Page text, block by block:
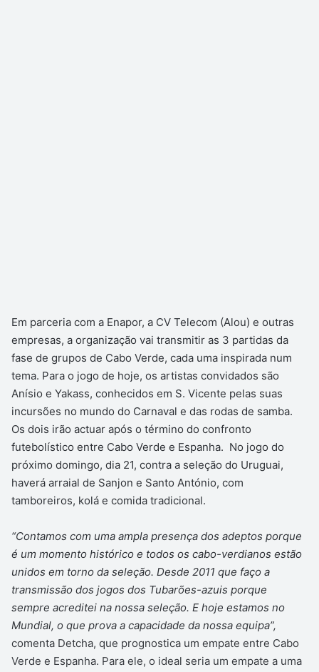
Em parceria com a Enapor, a CV Telecom (Alou) e outras
empresas, a organização vai transmitir as 3 partidas da
fase de grupos de Cabo Verde, cada uma inspirada num
tema. Para o jogo de hoje, os artistas convidados são
Anísio e Yakass, conhecidos em S. Vicente pelas suas
incursões no mundo do Carnaval e das rodas de samba.
Os dois irão actuar após o término do confronto
futebolístico entre Cabo Verde e Espanha. No jogo do
próximo domingo, dia 21, contra a seleção do Uruguai,
haverá arraial de Sanjon e Santo António, com
tamboreiros, kolá e comida tradicional.
“Contamos com uma ampla presença dos adeptos porque
é um momento histórico e todos os cabo-verdianos estão
unidos em torno da seleção. Desde 2011 que faço a
transmissão dos jogos dos Tubarões-azuis porque
sempre acreditei na nossa seleção. E hoje estamos no
Mundial, o que prova a capacidade da nossa equipa”,
comenta Detcha, que prognostica um empate entre Cabo
Verde e Espanha. Para ele, o ideal seria um empate a uma